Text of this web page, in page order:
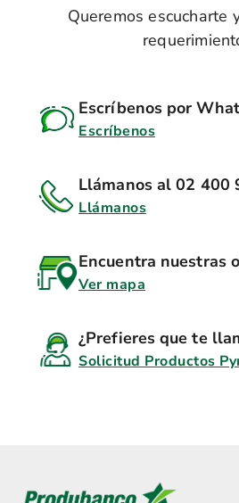
Queremos escucharte
Escríbenos por
Escríbenos
Llámanos al 02 400
Llámanos
Encuentra nuestras
Ver mapa
¿Prefieres que te
Solicitud Productos